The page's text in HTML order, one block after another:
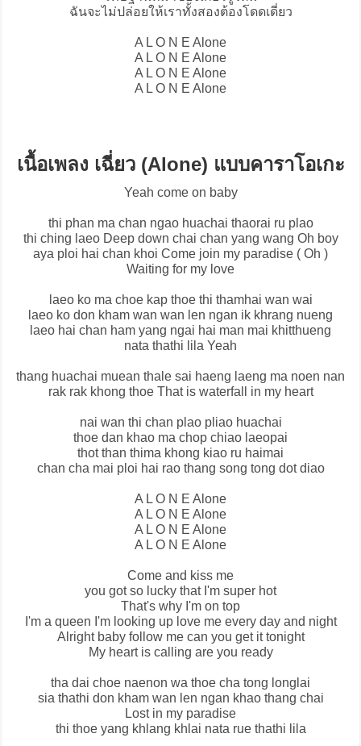
ฉันจะไม่ปล่อยให้เราทั้งสองต้องโดดเดี่ยว
A L O N E Alone
A L O N E Alone
A L O N E Alone
A L O N E Alone
เนื้อเพลง เฉี่ยว (Alone) แบบคาราโอเกะ
Yeah come on baby
thi phan ma chan ngao huachai thaorai ru plao
thi ching laeo Deep down chai chan yang wang Oh boy
aya ploi hai chan khoi Come join my paradise ( Oh )
Waiting for my love
laeo ko ma choe kap thoe thi thamhai wan wai
laeo ko don kham wan wan len ngan ik khrang nueng
laeo hai chan ham yang ngai hai man mai khitthueng
nata thathi lila Yeah
thang huachai muean thale sai haeng laeng ma noen nan
rak rak khong thoe That is waterfall in my heart
nai wan thi chan plao pliao huachai
thoe dan khao ma chop chiao laeopai
thot than thima khong kiao ru haimai
chan cha mai ploi hai rao thang song tong dot diao
A L O N E Alone
A L O N E Alone
A L O N E Alone
A L O N E Alone
Come and kiss me
you got so lucky that I'm super hot
That's why I'm on top
I'm a queen I'm looking up love me every day and night
Alright baby follow me can you get it tonight
My heart is calling are you ready
tha dai choe naenon wa thoe cha tong longlai
sia thathi don kham wan len ngan khao thang chai
Lost in my paradise
thi thoe yang khlang khlai nata rue thathi lila